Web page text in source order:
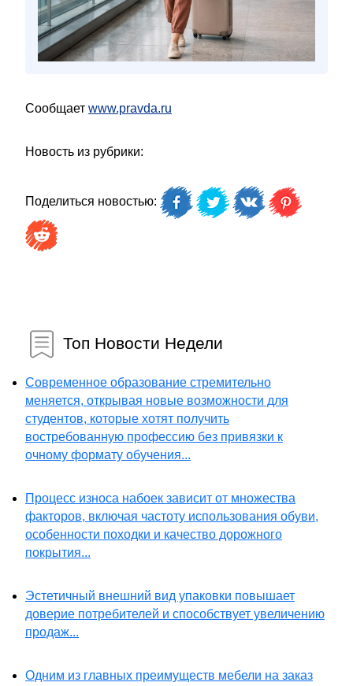
Сообщает www.pravda.ru
Новость из рубрики:
Поделиться новостью:
Топ Новости Недели
Современное образование стремительно
меняется, открывая новые возможности для
студентов, которые хотят получить
востребованную профессию без привязки к
очному формату обучения...
Процесс износа набоек зависит от множества
факторов, включая частоту использования обуви,
особенности походки и качество дорожного
покрытия...
Эстетичный внешний вид упаковки повышает
доверие потребителей и способствует увеличению
продаж...
Одним из главных преимуществ мебели на заказ